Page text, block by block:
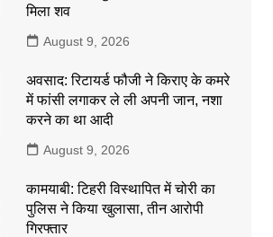
मिला शव
August 9, 2026
अवसाद: रिटायर्ड फौजी ने किराए के कमरे
में फांसी लगाकर ले ली अपनी जान, नशा
करने का था आदी
August 9, 2026
कामयाबी: टिहरी विस्थापित में चोरी का
पुलिस ने किया खुलासा, तीन आरोपी
गिरफ्तार